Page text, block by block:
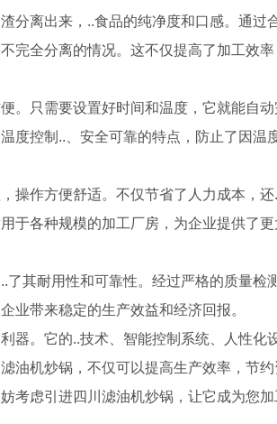
川滤油机炒锅-真空系列YLJZ*2
分离出来，..食品的纯净度和口感。通过
完全分离的情况。这不仅提高了加工效
。只需要设置好时间和温度，它就能自动
度控制..、安全可靠的特点，防止了因温
操作方便舒适。不仅节省了人力成本，还
于各种规模的加工厂房，为企业提供了
其耐用性和可靠性。经过严格的质量检
业带来稳定的生产效益和经济回报。
器。它的..技术、智能控制系统、人性化
油机炒锅，不仅可以提高生产效率，节
考虑引进四川滤油机炒锅，让它成为您